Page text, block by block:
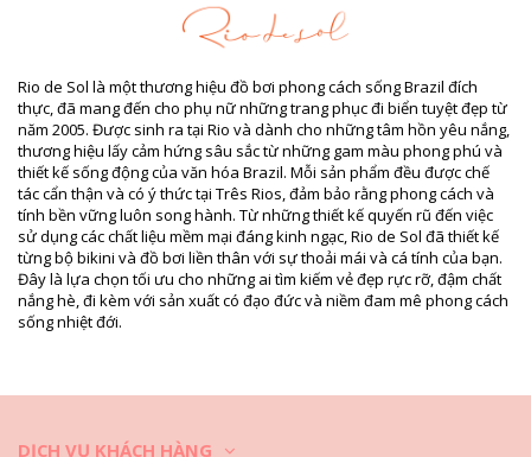
Thành phần: 94,2% Polyamide, 5,8% Elastane
Lớp vải lót: 84% Biodegradable Nylon (AMNI SOUL ECO), 16%
Spandex (LYCRA) - OEKO-TEX - Chlorine Resistant
UV Protection: UPF 50+
Thông tin sản phẩm
Bộ phận: Nữ, Quần Bikini
Gói hàng bao gồm: 1 x Quần Bikini (Các phụ kiện khác không đi
kèm)
HS CODE: 6112.41.0010
SKU: 1981126843
EAN: S (7899810446664), M (7899810446534), L (7899810446527),
XL (7899810446510)
Trọng lượng: 45g / 0.1lb / 1.59oz
Hình ảnh đã qua chỉnh sửa
Sand-Cappuccino Ibiza-Comfy
dạo biển? Nếu có, bạn cần biết cách bảo quản nó thật hợp lý. May
Rio de Sol là một thương hiệu đồ bơi phong cách sống Brazil đích
thực, đã mang đến cho phụ nữ những trang phục đi biển tuyệt đẹp từ
năm 2005. Được sinh ra tại Rio và dành cho những tâm hồn yêu nắng,
thương hiệu lấy cảm hứng sâu sắc từ những gam màu phong phú và
thiết kế sống động của văn hóa Brazil. Mỗi sản phẩm đều được chế
tác cẩn thận và có ý thức tại Três Rios, đảm bảo rằng phong cách và
tính bền vững luôn song hành. Từ những thiết kế quyến rũ đến việc
sử dụng các chất liệu mềm mại đáng kinh ngạc, Rio de Sol đã thiết kế
từng bộ bikini và đồ bơi liền thân với sự thoải mái và cá tính của bạn.
Đây là lựa chọn tối ưu cho những ai tìm kiếm vẻ đẹp rực rỡ, đậm chất
nắng hè, đi kèm với sản xuất có đạo đức và niềm đam mê phong cách
sống nhiệt đới.
DỊCH VỤ KHÁCH HÀNG